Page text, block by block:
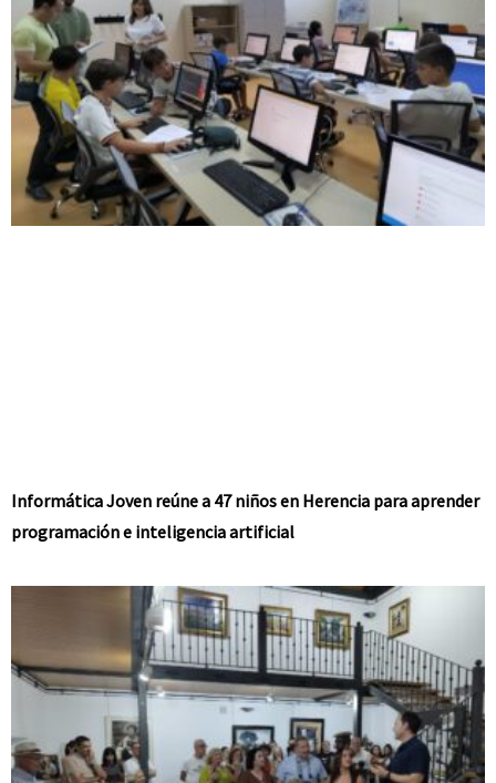
Informática Joven reúne a 47 niños en Herencia para aprender
programación e inteligencia artificial